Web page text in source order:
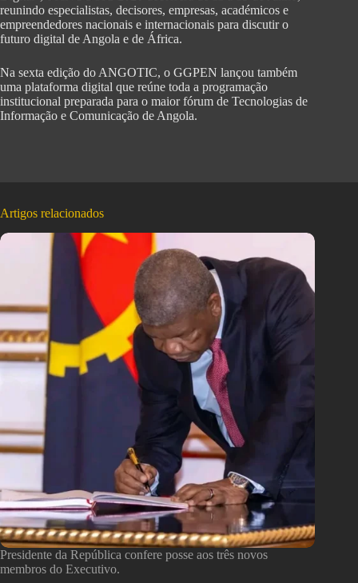
reunindo especialistas, decisores, empresas, académicos e
empreendedores nacionais e internacionais para discutir o
futuro digital de Angola e de África.
Na sexta edição do ANGOTIC, o GGPEN lançou também
uma plataforma digital que reúne toda a programação
institucional preparada para o maior fórum de Tecnologias de
Informação e Comunicação de Angola.
Artigos relacionados
Presidente da República confere posse aos três novos
membros do Executivo.